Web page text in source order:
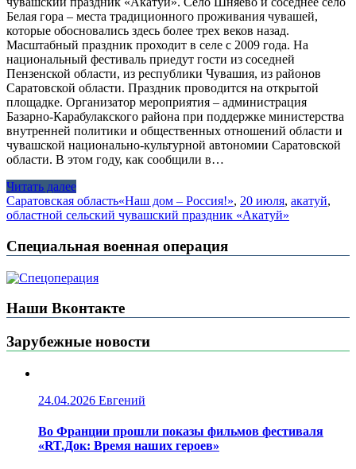
Белая гора – места традиционного проживания чувашей,
которые обосновались здесь более трех веков назад.
Масштабный праздник проходит в селе с 2009 года. На
национальный фестиваль приедут гости из соседней
Пензенской области, из республики Чувашия, из районов
Саратовской области. Праздник проводится на открытой
площадке. Организатор мероприятия – администрация
Базарно-Карабулакского района при поддержке министерства
внутренней политики и общественных отношений области и
чувашской национально-культурной автономии Саратовской
области. В этом году, как сообщили в…
Читать далее
Саратовская область«Наш дом – Россия!», 20 июля, акатуй,
областной сельский чувашский праздник «Акатуй»
Специальная военная операция
Наши Вконтакте
Зарубежные новости
24.04.2026 Евгений
Во Франции прошли показы фильмов фестиваля
«RT.Док: Время наших героев»